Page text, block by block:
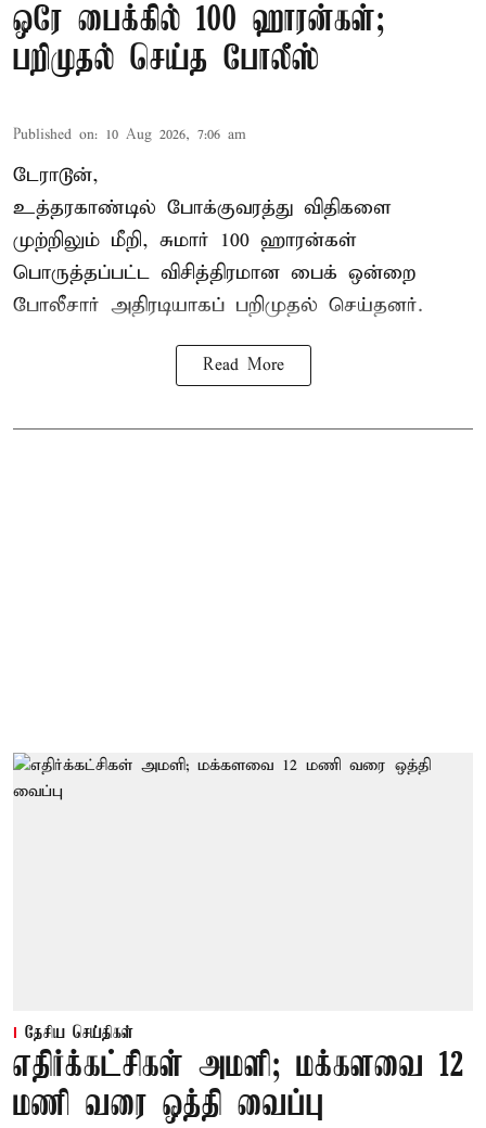
ஒரே பைக்கில் 100 ஹாரன்கள்;
பறிமுதல் செய்த போலீஸ்
Published on: 10 Aug 2026, 7:06 am
டேராடூன்,
உத்தரகாண்டில் போக்குவரத்து விதிகளை
முற்றிலும் மீறி, சுமார் 100 ஹாரன்கள்
பொருத்தப்பட்ட விசித்திரமான பைக் ஒன்றை
போலீசார் அதிரடியாகப் பறிமுதல் செய்தனர்.
Read More
தேசிய செய்திகள்
எதிர்க்கட்சிகள் அமளி; மக்களவை 12
மணி வரை ஒத்தி வைப்பு